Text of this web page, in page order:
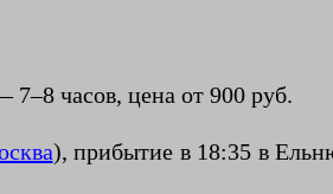
часов, цена от 900 руб.
), прибытие в 18:35 в